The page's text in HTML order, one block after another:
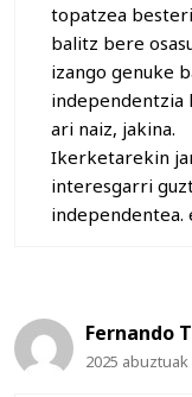
topatzea
balitz bere
izango genuke
ari naiz, jakina.
Ikerketarekin
interesgarri
independentea.
Fernando
2025 abuztuak